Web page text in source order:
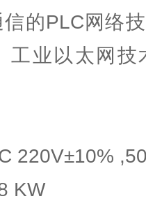
的PLC网络
工业以太网技
220V±10%
KW